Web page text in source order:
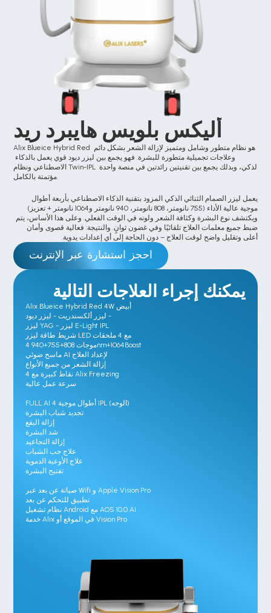
أليكس بلويس هايبرد ريد
Alix Blueice Hybrid Red هو نظام متطور وشامل ومتميز لإزالة الشعر بشكل دائم
الاصطناعي ونظام Twin-IPL الذكي، وبذلك يجمع بين تقنيتين رائدتين في منصة واحدة
مؤتمتة بالكامل.
أعلى وتقليل واضح لوقت العلاج – دون الحاجة إلى أي إعدادات يدوية.
احجز استشارة عبر الإنترنت
يمكنك إجراء العلاجات التالية
Alix Blueice Hybrid Red 4W أبيض
ليزر ألكسندريت - ليزر ديود -
ليزر YAG - ليزر E-Light IPL
شريط طاقة ليزر LED مع 4 ملحقات
4 موجات 808+755+940nm+1064Boost
ماسح ضوئي AI لإعداد العلاج
إزالة الشعر من جميع الأنواع
4 نقاط كبيرة مع Alix Freezing
سرعة عمل عالية
FULL AI 4 أطوال موجية IPL (الوجه)
تجديد شباب البشرة
إزالة البقع
شد البشرة
إزالة التجاعيد
علاج حب الشباب
علاج الأوعية الدموية
تفتيح البشرة
صيانة عن بعد عبر Wifi و Apple Vision Pro
تطبيق للتحكم عن بعد
نظام تشغيل Android مع AOS 10.0 AI
خدمة Alix في الموقع أو Vision Pro